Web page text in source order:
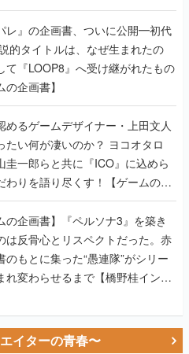
レ』の企画書、ついに公開━初代
的タイトルは、なぜ生まれたの
て『LOOP8』へ受け継がれたもの
の企画書】
めるゲームデザイナー・上田文人
たい何が凄いのか？ ヨコオタロ
圭一郎らと共に『ICO』に込めら
わりを語り尽くす！【ゲームの企
の企画書】『ペルソナ3』を築き
は反骨心とリスペクトだった。赤
のもとに集った“愚連隊”がシリー
れ変わらせるまで【橋野桂インタ
イターの青春〜